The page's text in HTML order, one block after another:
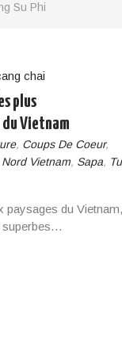
Su Phi
plus
du Vietnam
, Coups De Coeur,
Nord Vietnam, Sapa, Tu
paysages du Vietnam,
superbes…